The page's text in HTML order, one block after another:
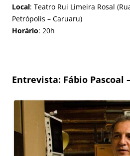
Local: Teatro Rui Limeira Rosal
Petrópolis – Caruaru)
Horário: 20h
Entrevista: Fábio Pascoal